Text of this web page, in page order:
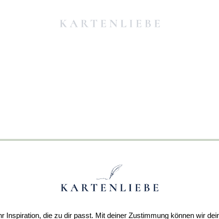
Inspiration, die zu dir passt. Mit deiner Zustimmung können wir